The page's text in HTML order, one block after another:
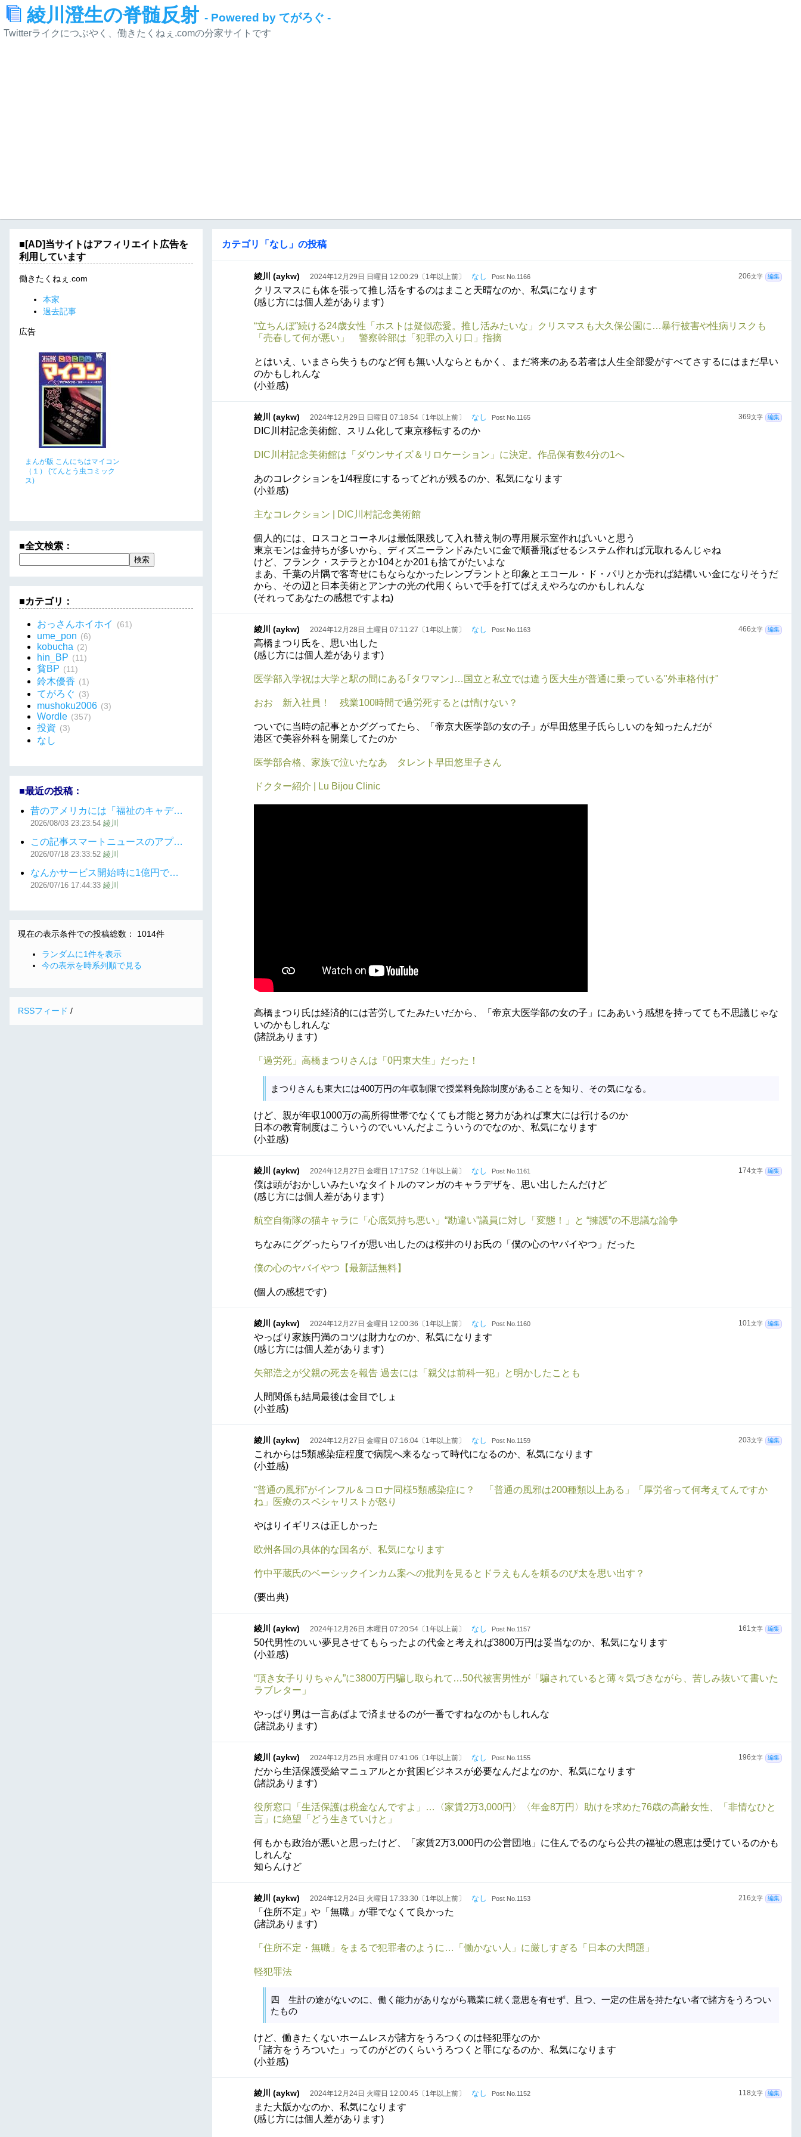
綾川澄生の脊髄反射 - Powered by てがろぐ -
Twitterライクにつぶやく、働きたくねぇ.comの分家サイトです
カテゴリ「 なし 」の投稿
206文字 編集
綾川 (aykw) 2024年12月29日 日曜日 12:00:29〔1年以上前〕 なし Post No.1166
クリスマスにも体を張って推し活をするのはまこと天晴なのか、私気になります
(感じ方には個人差があります)
“立ちんぼ”続ける24歳女性「ホストは疑似恋愛。推し活みたいな」クリスマスも大久保公園に…暴行被害や性病リスクも
「売春して何が悪い」 警察幹部は「犯罪の入り口」指摘
とはいえ、いまさら失うものなど何も無い人ならともかく、まだ将来のある若者は人生全部愛がすべてさするにはまだ早い
のかもしれんな
(小並感)
369文字 編集
綾川 (aykw) 2024年12月29日 日曜日 07:18:54〔1年以上前〕 なし Post No.1165
DIC川村記念美術館、スリム化して東京移転するのか
DIC川村記念美術館は「ダウンサイズ＆リロケーション」に決定。作品保有数4分の1へ
あのコレクションを1/4程度にするってどれが残るのか、私気になります
(小並感)
主なコレクション | DIC川村記念美術館
個人的には、ロスコとコーネルは最低限残して入れ替え制の専用展示室作ればいいと思う
東京モンは金持ちが多いから、ディズニーランドみたいに金で順番飛ばせるシステム作れば元取れるんじゃね
けど、フランク・ステラとか104とか201も捨てがたいよな
まあ、千葉の片隅で客寄せにもならなかったレンブラントと印象とエコール・ド・パリとか売れば結構いい金になりそうだ
から、その辺と日本美術とアンナの光の代用くらいで手を打てばええやろなのかもしれんな
(それってあなたの感想ですよね)
466文字 編集
綾川 (aykw) 2024年12月28日 土曜日 07:11:27〔1年以上前〕 なし Post No.1163
高橋まつり氏を、思い出した
(感じ方には個人差があります)
医学部入学祝は大学と駅の間にある｢タワマン｣…国立と私立では違う医大生が普通に乗っている"外車格付け"
おお 新入社員！ 残業100時間で過労死するとは情けない？
ついでに当時の記事とかググってたら、「帝京大医学部の女の子」が早田悠里子氏らしいのを知ったんだが
港区で美容外科を開業してたのか
医学部合格、家族で泣いたなあ タレント早田悠里子さん
ドクター紹介 | Lu Bijou Clinic
高橋まつり氏は経済的には苦労してたみたいだから、「帝京大医学部の女の子」にああいう感想を持ってても不思議じゃな
いのかもしれんな
(諸説あります)
「過労死」高橋まつりさんは「0円東大生」だった！
まつりさんも東大には400万円の年収制限で授業料免除制度があることを知り、その気になる。
けど、親が年収1000万の高所得世帯でなくても才能と努力があれば東大には行けるのか
日本の教育制度はこういうのでいいんだよこういうのでなのか、私気になります
(小並感)
174文字 編集
綾川 (aykw) 2024年12月27日 金曜日 17:17:52〔1年以上前〕 なし Post No.1161
僕は頭がおかしいみたいなタイトルのマンガのキャラデザを、思い出したんだけど
(感じ方には個人差があります)
航空自衛隊の猫キャラに「心底気持ち悪い」“勘違い”議員に対し「変態！」と “擁護”の不思議な論争
ちなみにググったらワイが思い出したのは桜井のりお氏の「僕の心のヤバイやつ」だった
僕の心のヤバイやつ【最新話無料】
(個人の感想です)
101 文字 編集
綾川 (aykw) 2024年12月27日 金曜日 12:00:36〔1年以上前〕 なし Post No.1160
やっぱり家族円満のコツは財力なのか、私気になります
(感じ方には個人差があります)
矢部浩之が父親の死去を報告 過去には「親父は前科一犯」と明かしたことも
人間関係も結局最後は金目でしょ
(小並感)
203文字 編集
綾川 (aykw) 2024年12月27日 金曜日 07:16:04〔1年以上前〕 なし Post No.1159
これからは5類感染症程度で病院へ来るなって時代になるのか、私気になります
(小並感)
“普通の風邪”がインフル＆コロナ同様5類感染症に？ 「普通の風邪は200種類以上ある」「厚労省って何考えてんですか
ね」医療のスペシャリストが怒り
やはりイギリスは正しかった
欧州各国の具体的な国名が、私気になります
竹中平蔵氏のベーシックインカム案への批判を見るとドラえもんを頼るのび太を思い出す？
(要出典)
161 文字 編集
綾川 (aykw) 2024年12月26日 木曜日 07:20:54〔1年以上前〕 なし Post No.1157
50代男性のいい夢見させてもらったよの代金と考えれば3800万円は妥当なのか、私気になります
(小並感)
“頂き女子りりちゃん”に3800万円騙し取られて…50代被害男性が「騙されていると薄々気づきながら、苦しみ抜いて書いた
ラブレター」
やっぱり男は一言あばよで済ませるのが一番ですねなのかもしれんな
(諸説あります)
196文字 編集
綾川 (aykw) 2024年12月25日 水曜日 07:41:06〔1年以上前〕 なし Post No.1155
だから生活保護受給マニュアルとか貧困ビジネスが必要なんだよなのか、私気になります
(諸説あります)
役所窓口「生活保護は税金なんですよ」…〈家賃2万3,000円〉〈年金8万円〉助けを求めた76歳の高齢女性、「非情なひと
言」に絶望「どう生きていけと」
何もかも政治が悪いと思ったけど、「家賃2万3,000円の公営団地」に住んでるのなら公共の福祉の恩恵は受けているのかも
しれんな
知らんけど
216文字 編集
綾川 (aykw) 2024年12月24日 火曜日 17:33:30〔1年以上前〕 なし Post No.1153
「住所不定」や「無職」が罪でなくて良かった
(諸説あります)
「住所不定・無職」をまるで犯罪者のように…「働かない人」に厳しすぎる「日本の大問題」
軽犯罪法
四 生計の途がないのに、働く能力がありながら職業に就く意思を有せず、且つ、一定の住居を持たない者で諸方をうろつい
たもの
けど、働きたくないホームレスが諸方をうろつくのは軽犯罪なのか
「諸方をうろついた」ってのがどのくらいうろつくと罪になるのか、私気になります
(小並感)
118文字 編集
綾川 (aykw) 2024年12月24日 火曜日 12:00:45〔1年以上前〕 なし Post No.1152
また大阪かなのか、私気になります
(感じ方には個人差があります)
■[AD]当サイトはアフィリエイト広告を
利用しています
働きたくねぇ.com
本家
過去記事
広告
まんが版 こんにちはマイコン
（１） (てんとう虫コミック
ス)
■全文検索：
■カテゴリ：
おっさんホイホイ (61)
ume_pon (6)
kobucha (2)
hin_BP (11)
貧BP (11)
鈴木優香 (1)
てがろぐ (3)
mushoku2006 (3)
Wordle (357)
投資 (3)
なし
■最近の投稿：
昔のアメリカには「福祉のキャデ…
2026/08/03 23:23:54 綾川
この記事スマートニュースのアプ…
2026/07/18 23:33:52 綾川
なんかサービス開始時に1億円で…
2026/07/16 17:44:33 綾川
現在の表示条件での投稿総数： 1014件
ランダムに1件を表示
今の表示を時系列順で見る
RSSフィード /